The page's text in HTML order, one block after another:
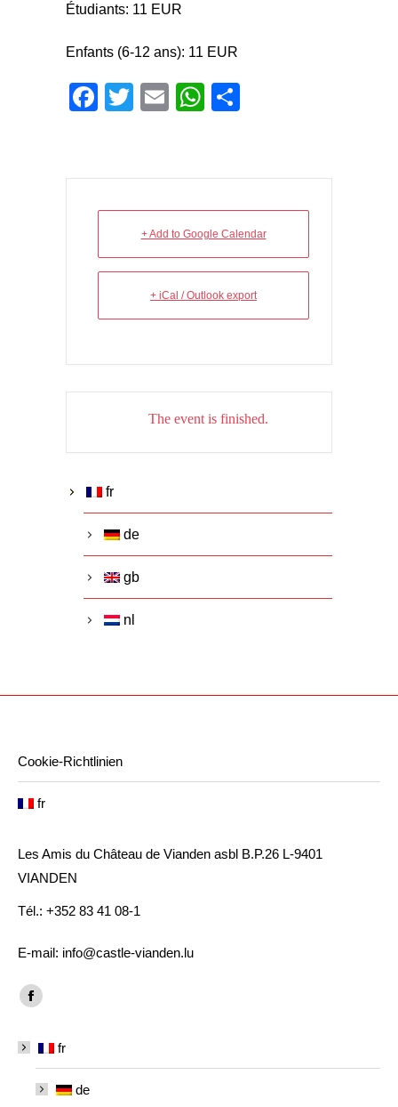
Étudiants: 11 EUR
Enfants (6-12 ans): 11 EUR
Facebook
Twitter
EmailWhatsApp
+ Add to Google Calendar
+ iCal / Outlook export
The event is finished.
fr
de
gb
nl
Cookie-Richtlinien
fr
Les Amis du Château de Vianden asbl B.P.26 L-9401
VIANDEN
Tél.: +352 83 41 08-1
E-mail: info@castle-vianden.lu
Trouvez nous sur :
Facebook
opens
new
fr
de